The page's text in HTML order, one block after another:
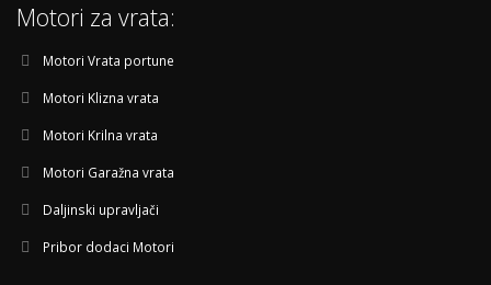
Motori za vrata:
Motori Vrata portune
Motori Klizna vrata
Motori Krilna vrata
Motori Garažna vrata
Daljinski upravljači
Pribor dodaci Motori